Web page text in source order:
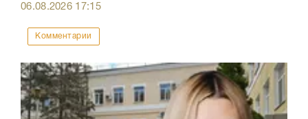
06.08.2026 17:15
Комментарии